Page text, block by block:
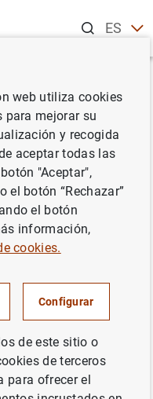
ESEN
Y BASES DE
TIPOS DE INTERÉS
web utiliza cookies
para mejorar su
y recogida
aceptar todas las
"Aceptar",
el botón “Rechazar”
el botón
información,
cookies.
Configurar
de este sitio o
de terceros
para ofrecer el